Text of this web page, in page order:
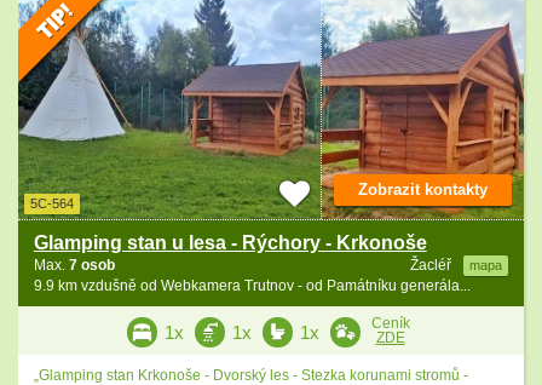
5C-564
Glamping stan u lesa - Rýchory - Krkonoše
Žacléř mapa
Max. 7 osob
9.9 km vzdušně od Webkamera Trutnov - od Památníku generála...
Zobrazit kontakty
1x 1x 1x
Ceník
ZDE
„Glamping stan Krkonoše - Dvorský les - Stezka korunami stromů -